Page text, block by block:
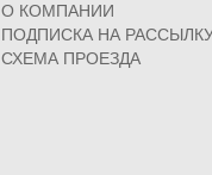
О КОМПАНИИ
ПОДПИСКА НА
СХЕМА ПРОЕЗДА